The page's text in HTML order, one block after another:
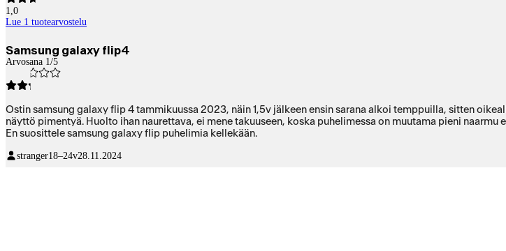
1,0
Lue 1 tuotearvostelu
Samsung galaxy flip4
Arvosana 1/5
Ostin samsung galaxy flip 4 tammikuussa 2023, näin 1,5v jälkeen ensin sarana alkoi temppuilla, sitten
näyttö pimentyä. Huolto ihan naurettava, ei mene takuuseen, koska puhelimessa on muutama pieni
En suosittele samsung galaxy flip puhelimia kellekään.
stranger18–24v28.11.2024